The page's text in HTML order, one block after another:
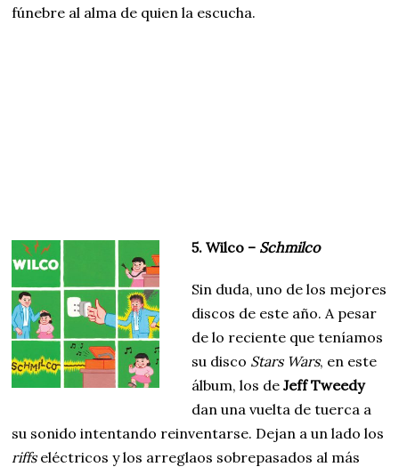
fúnebre al alma de quien la escucha.
5. Wilco – Schmilco
Sin duda, uno de los mejores
discos de este año. A pesar
de lo reciente que teníamos
su disco Stars Wars, en este
álbum, los de Jeff Tweedy
dan una vuelta de tuerca a
su sonido intentando reinventarse. Dejan a un lado los
riffseléctricos y los arreglaos sobrepasados al más